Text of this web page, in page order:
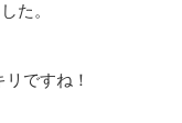
た。
ですね！